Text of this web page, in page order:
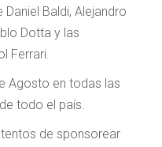
Baldi, Alejandro
Dotta y las
Ferrari.
Agosto en todas las
todo el país.
de sponsorear